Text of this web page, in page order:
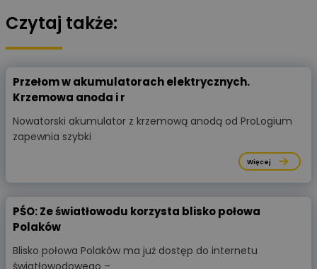
Czytaj także:
Przełom w akumulatorach elektrycznych.
Krzemowa anoda i r
Nowatorski akumulator z krzemową anodą od ProLogium
zapewnia szybki
Więcej
PŚO: Ze światłowodu korzysta blisko połowa
Polaków
Blisko połowa Polaków ma już dostęp do internetu
światłowodowego –